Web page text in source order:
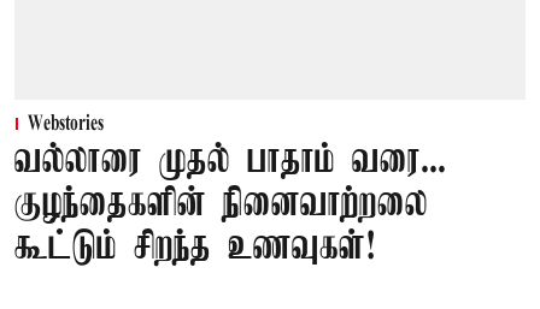
Webstories
வல்லாரை முதல் பாதாம் வரை...
குழந்தைகளின் நினைவாற்றலை
கூட்டும் சிறந்த உணவுகள்!